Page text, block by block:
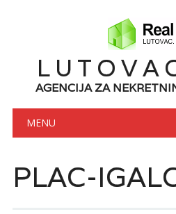
AGENCIJA ZA
Main menu
MENU
PLAC-